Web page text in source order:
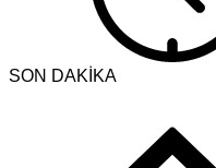
SON DAKİKA